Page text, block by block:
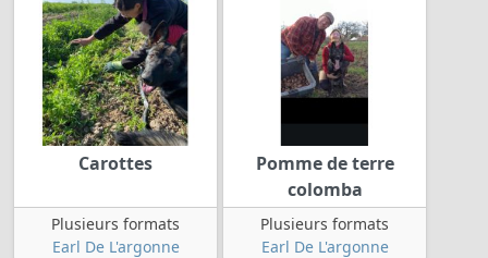
Carottes
Plusieurs formats
Earl De L'argonne
Pomme de terre
colomba
Plusieurs formats
Earl De L'argonne